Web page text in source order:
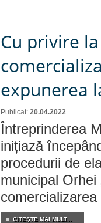
Cu privire
expunerea
Publicat: 20.04.2022
Întreprinderea
inițiază
procedurii de
municipal Orhei
CITEŞTE MAI MULT...